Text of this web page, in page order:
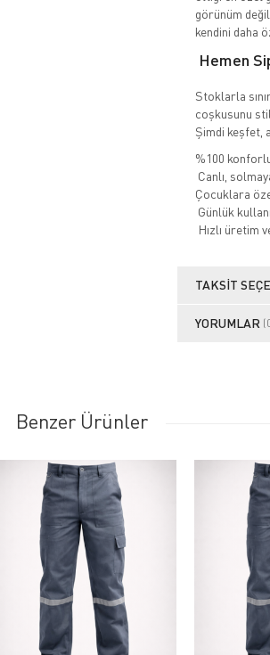
görünüm
kendini daha
Hemen
Stoklarla
coşkusunu
Şimdi keşfet,
%100
Canlı,
Çocuklara
Günlük
Hızlı üretim
TAKSIT
YORUMLAR
Benzer Ürünler